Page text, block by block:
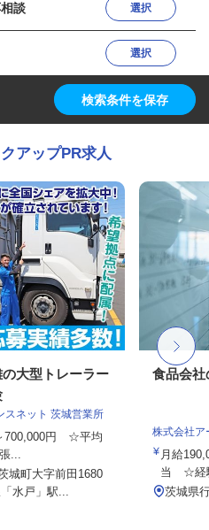
談 選択
選択
検索条件を保存
アップPR求人
大型トレーラー
スネット 茨城営業所
700,000円 ☆平均
...
城町大字前田1680
水戸」駅...
食品会社
株式会社ア
月給
当 ☆経
茨城県